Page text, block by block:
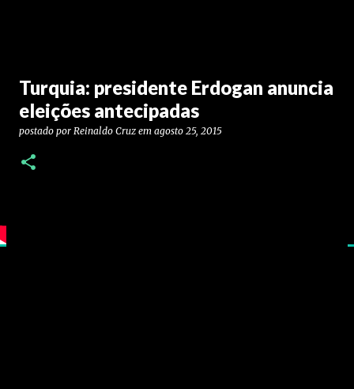
Turquia: presidente Erdogan anuncia
eleições antecipadas
postado por Reinaldo Cruz em agosto 25, 2015